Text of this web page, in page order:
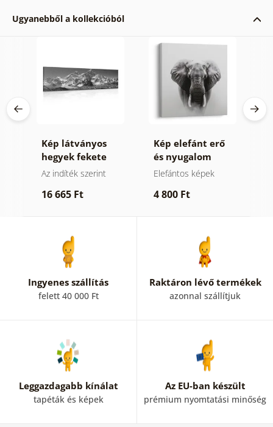
Ugyanebből a kollekcióból
Kép látványos
hegyek fekete
fehérben
Az indíték szerint
16 665 Ft
Kép elefánt erő
és nyugalom
Elefántos képek
4 800 Ft
Ingyenes szállítás
felett 40 000 Ft
Raktáron lévő termékek
azonnal szállítjuk
Leggazdagabb kínálat
tapéták és képek
Az EU-ban készült
prémium nyomtatási minőség